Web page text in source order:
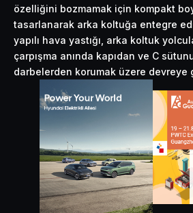
özelliğini bozmamak için kompakt
tasarlanarak arka koltuğa entegre
yapılı hava yastığı, arka koltuk
çarpışma anında kapıdan ve C
darbelerden korumak üzere devreye